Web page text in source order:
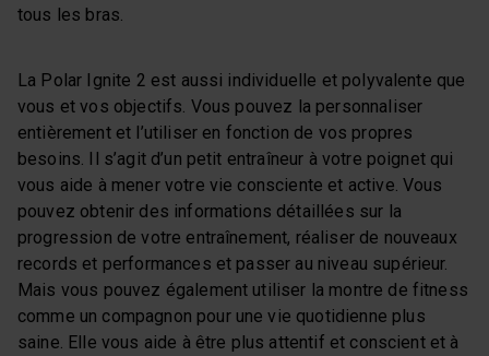
tous les bras.
La Polar Ignite 2 est aussi individuelle et polyvalente que
vous et vos objectifs. Vous pouvez la personnaliser
entièrement et l’utiliser en fonction de vos propres
besoins. Il s’agit d’un petit entraîneur à votre poignet qui
vous aide à mener votre vie consciente et active. Vous
pouvez obtenir des informations détaillées sur la
progression de votre entraînement, réaliser de nouveaux
records et performances et passer au niveau supérieur.
Mais vous pouvez également utiliser la montre de fitness
comme un compagnon pour une vie quotidienne plus
saine. Elle vous aide à être plus attentif et conscient et à